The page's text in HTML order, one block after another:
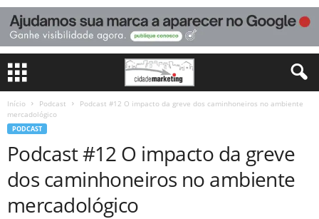
Início Podcast
Podcast #12 O impacto da greve dos caminhoneiros no ambiente
mercadológico
PODCAST
Podcast #12 O impacto da greve
dos caminhoneiros no ambiente
mercadológico